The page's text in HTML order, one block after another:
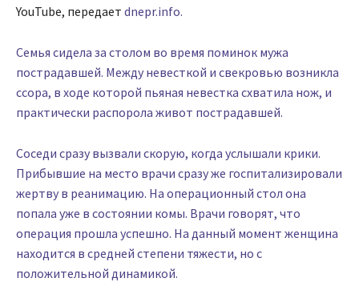
YouTube, передает dnepr.info.
Семья сидела за столом во время поминок мужа
пострадавшей. Между невесткой и свекровью возникла
ссора, в ходе которой пьяная невестка схватила нож, и
практически распорола живот пострадавшей.
Соседи сразу вызвали скорую, когда услышали крики.
Прибывшие на место врачи сразу же госпитализировали
жертву в реанимацию. На операционный стол она
попала уже в состоянии комы. Врачи говорят, что
операция прошла успешно. На данный момент женщина
находится в средней степени тяжести, но с
положительной динамикой.